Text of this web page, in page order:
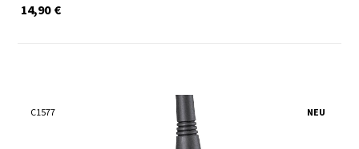
€
14,90
NEU
C1577